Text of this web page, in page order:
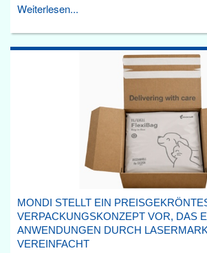
Weiterlesen...
MONDI STELLT EIN
VERPACKUNGSKONZEPT VOR, DAS
ANWENDUNGEN DURCH
VEREINFACHT